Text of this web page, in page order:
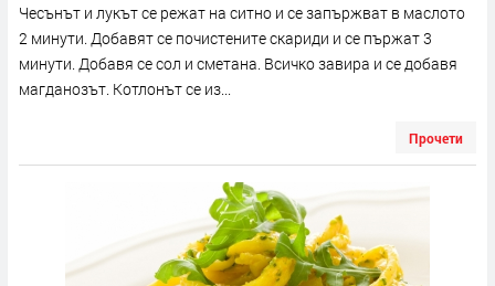
Чесънът и лукът се режат на ситно и се запържват в маслото
2 минути. Добавят се почистените скариди и се пържат 3
минути. Добавя се сол и сметана. Всичко завира и се добавя
магданозът. Котлонът се из...
Прочети